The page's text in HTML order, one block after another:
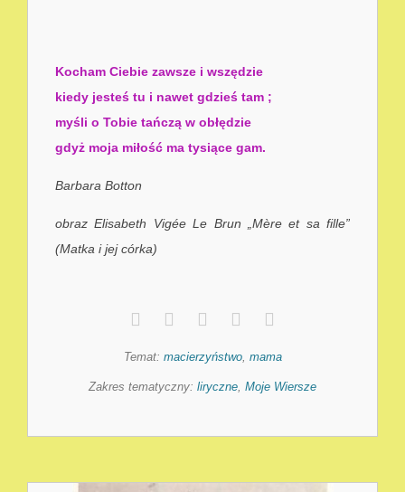
Kocham Ciebie zawsze i wszędzie
kiedy jesteś tu i nawet gdzieś tam ;
myśli o Tobie tańczą w obłędzie
gdyż moja miłość ma tysiące gam.
Barbara Botton
obraz Elisabeth Vigée Le Brun „Mère et sa fille”
(Matka i jej córka)
Temat: macierzyństwo, mama
Zakres tematyczny: liryczne, Moje Wiersze